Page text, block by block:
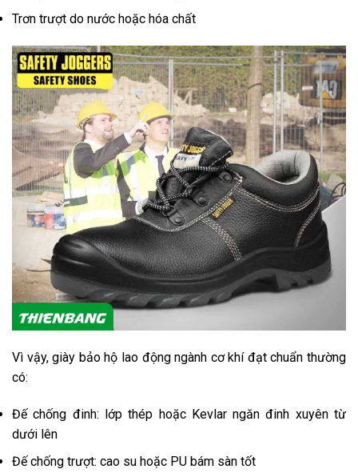
Trơn trượt do nước hoặc hóa chất
Vì vậy, giày bảo hộ lao động ngành cơ khí đạt chuẩn thường
có:
Đế chống đinh: lớp thép hoặc Kevlar ngăn đinh xuyên từ
dưới lên
Đế chống trượt: cao su hoặc PU bám sàn tốt